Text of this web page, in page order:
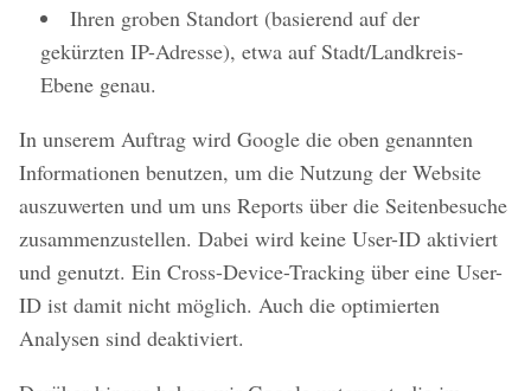
Ihren groben Standort (basierend auf der
gekürzten IP-Adresse), etwa auf Stadt/Landkreis-
Ebene genau.
In unserem Auftrag wird Google die oben genannten
Informationen benutzen, um die Nutzung der Website
auszuwerten und um uns Reports über die Seitenbesuche
zusammenzustellen. Dabei wird keine User-ID aktiviert
und genutzt. Ein Cross-Device-Tracking über eine User-
ID ist damit nicht möglich. Auch die optimierten
Analysen sind deaktiviert.